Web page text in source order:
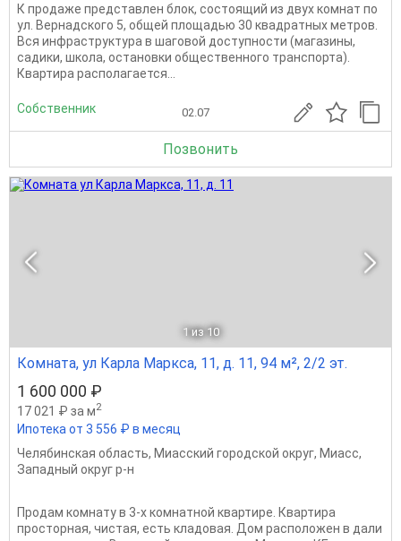
К продаже представлен блок, состоящий из двух комнат по
ул. Вернадского 5, общей площадью 30 квадратных метров.
Вся инфраструктура в шаговой доступности (магазины,
садики, школа, остановки общественного транспорта).
Квартира располагается...
Собственник 02.07
Позвонить
1 из 10
Комната, ул Карла Маркса, 11, д. 11, 94 м², 2/2 эт.
1 600 000 ₽
17 021 ₽ за м2
Ипотека от 3 556 ₽ в месяц
Челябинская область, Миасский городской округ, Миасс,
Западный округ р-н
Продам комнату в 3-х комнатной квартире. Квартира
просторная, чистая, есть кладовая. Дом расположен в дали